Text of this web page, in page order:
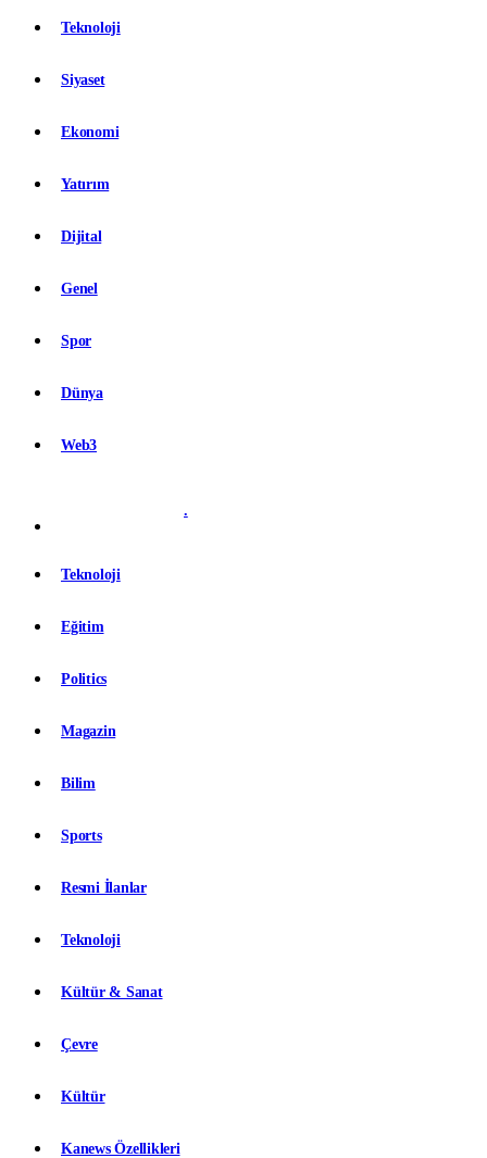
Teknoloji
Siyaset
Ekonomi
Yatırım
Dijital
Genel
Spor
Dünya
Web3
.
Teknoloji
Eğitim
Politics
Magazin
Bilim
Sports
Resmi İlanlar
Teknoloji
Kültür & Sanat
Çevre
Kültür
Kanews Özellikleri